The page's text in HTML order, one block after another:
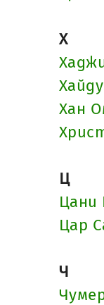
Х
Хан
Ц
Цани
Цар
Ч